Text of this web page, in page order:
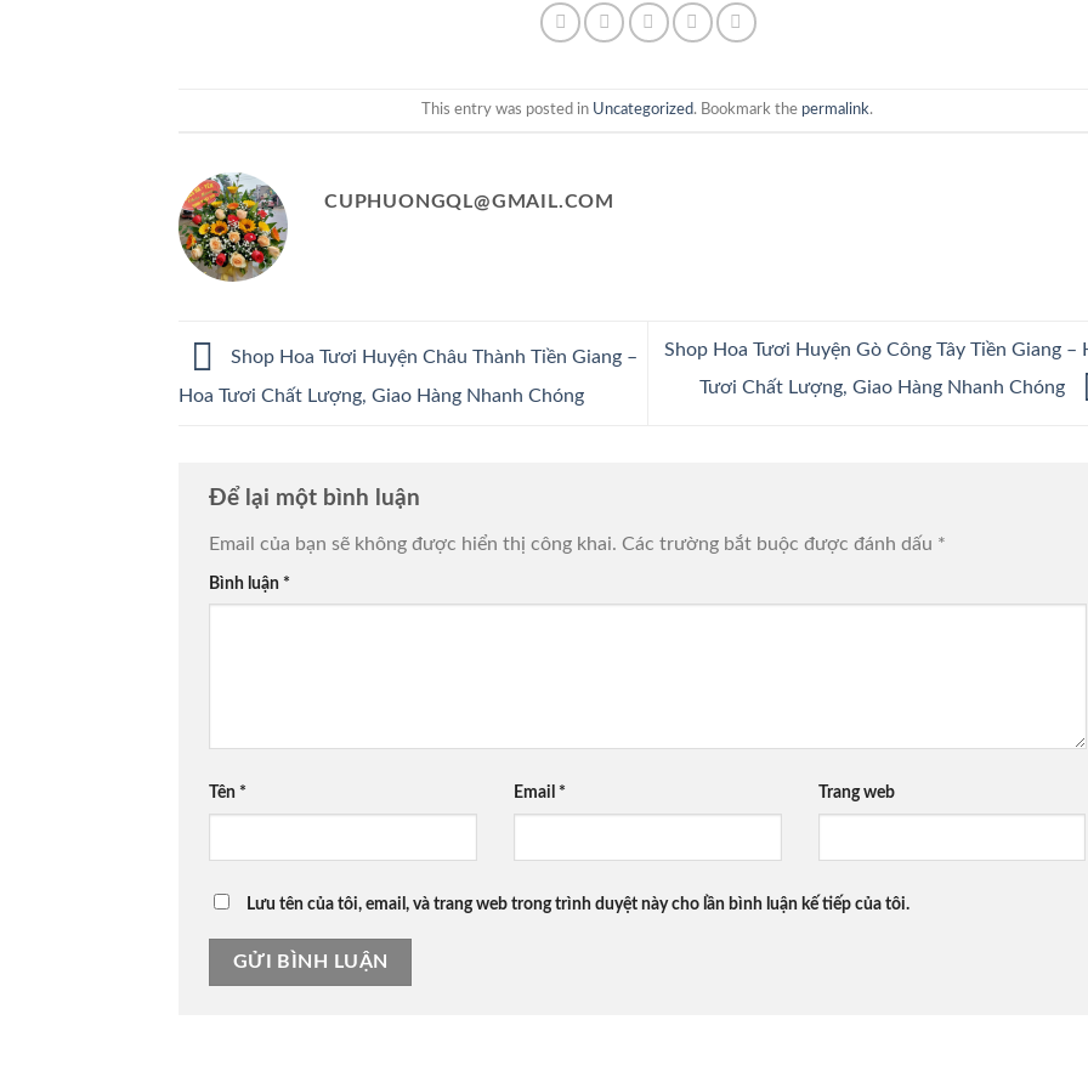
This entry was posted in Uncategorized. Bookmark the permalink.
CUPHUONGQL@GMAIL.COM
Shop Hoa Tươi Huyện Châu Thành Tiền Giang –
Hoa Tươi Chất Lượng, Giao Hàng Nhanh Chóng
Shop Hoa Tươi Huyện Gò Công Tây Tiền Giang –
Tươi Chất Lượng, Giao Hàng Nhanh Chóng
Để lại một bình luận
Email của bạn sẽ không được hiển thị công khai. Các trường bắt buộc được đánh dấu *
Bình luận *
Tên * Email * Trang web
Lưu tên của tôi, email, và trang web trong trình duyệt này cho lần bình luận kế tiếp của tôi.